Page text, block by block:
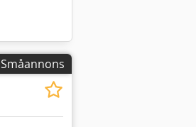
Småannons